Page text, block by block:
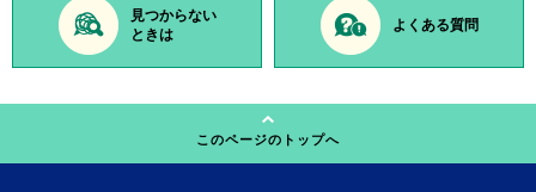
見つからない
ときは
よくある質問
このページのトップへ